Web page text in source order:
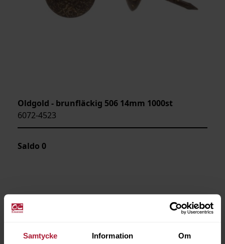
Samtycke Information Om
Oldgold - brunfläckig 506 14mm 1000st
6072-4523
Saldo 0